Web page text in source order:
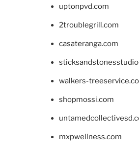
uptonpvd.com
2troublegrill.com
casateranga.com
walkers-
shopmossi.com
mxpwellness.com